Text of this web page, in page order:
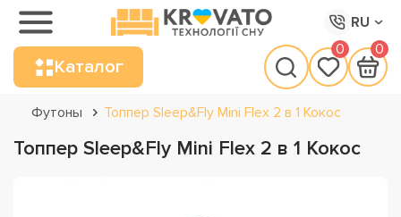
RU
Каталог
0 0
Футоны Топпер Sleep&Fly Mini Flex 2 в 1 Кокос
Топпер Sleep&Fly Mini Flex 2 в 1 Кокос